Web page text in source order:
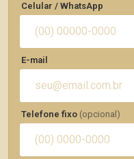
Celular / WhatsApp
E-mail
Telefone fixo (opcional)